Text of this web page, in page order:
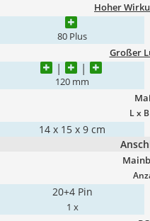
Hoher
80 Plus
Großer
120 mm
L x
14 x 15 x 9 cm
20+4 Pin
1 x